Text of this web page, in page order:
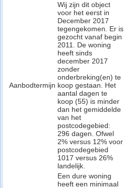
Aanbodtermijn
Wij zijn dit object
voor het eerst in
December 2017
tegengekomen. Er is
gezocht vanaf begin
2011. De woning
heeft sinds
december 2017
zonder
onderbreking(en) te
koop gestaan. Het
aantal dagen te
koop (55) is minder
dan het gemiddelde
van het
postcodegebied:
296 dagen. Ofwel
2% versus 12% voor
postcodegebied
1017 versus 26%
landelijk.
Een dure woning
heeft een minimaal